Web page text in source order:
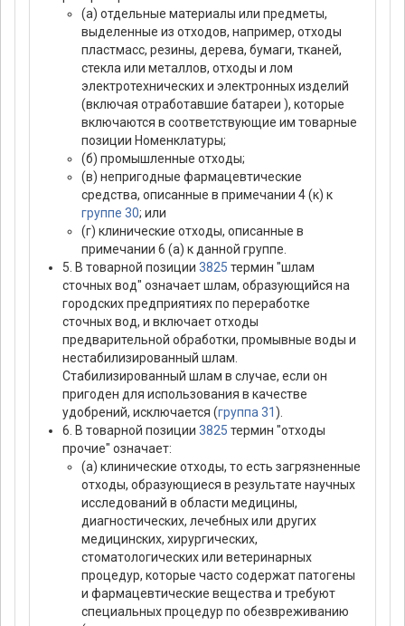
(а) отдельные материалы или предметы,
выделенные из отходов, например, отходы
пластмасс, резины, дерева, бумаги, тканей,
стекла или металлов, отходы и лом
электротехнических и электронных изделий
(включая отработавшие батареи ), которые
включаются в соответствующие им товарные
позиции Номенклатуры;
(б) промышленные отходы;
(в) непригодные фармацевтические
средства, описанные в примечании 4 (к) к
группе 30; или
(г) клинические отходы, описанные в
примечании 6 (а) к данной группе.
5. В товарной позиции 3825 термин "шлам
сточных вод" означает шлам, образующийся на
городских предприятиях по переработке
сточных вод, и включает отходы
предварительной обработки, промывные воды и
нестабилизированный шлам.
Стабилизированный шлам в случае, если он
пригоден для использования в качестве
удобрений, исключается (группа 31).
6. В товарной позиции 3825 термин "отходы
прочие" означает:
(а) клинические отходы, то есть загрязненные
отходы, образующиеся в результате научных
исследований в области медицины,
диагностических, лечебных или других
медицинских, хирургических,
стоматологических или ветеринарных
процедур, которые часто содержат патогены
и фармацевтические вещества и требуют
специальных процедур по обезвреживанию